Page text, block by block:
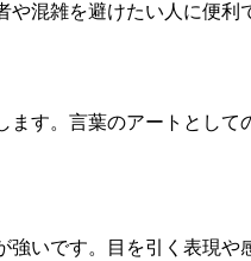
混雑を避けたい人に便利
す。言葉のアートとし
いです。目を引く表現